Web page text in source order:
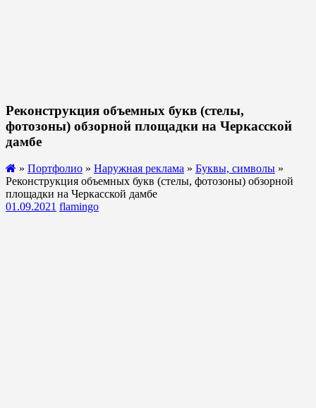
Реконструкция объемных букв (стелы,
фотозоны) обзорной площадки на Черкасской
дамбе
» Портфолио » Наружная реклама » Буквы, символы »
Реконструкция объемных букв (стелы, фотозоны) обзорной
площадки на Черкасской дамбе
01.09.2021 flamingo